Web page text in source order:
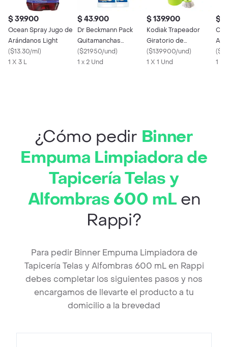
$ 39.900
Ocean Spray Jugo de
Arándanos Light
($13.30/ml)
1 X 3 L
$ 43.900
Dr Beckmann Pack
Quitamanchas
Desodorante Spray
66821
($21950/und)
1 x 2 Und
$ 139.900
Kodiak Trapeador
Giratorio de
Microfibra Spin Mopa
($139900/und)
1 X 1 Und
$
(
1 X
¿Cómo pedir Binner
Empuma Limpiadora de
Tapicería Telas y
Alfombras 600 mL en
Rappi?
Para pedir Binner Empuma Limpiadora de
Tapicería Telas y Alfombras 600 mL en Rappi
debes completar los siguientes pasos y nos
encargamos de llevarte el producto a tu
domicilio a la brevedad